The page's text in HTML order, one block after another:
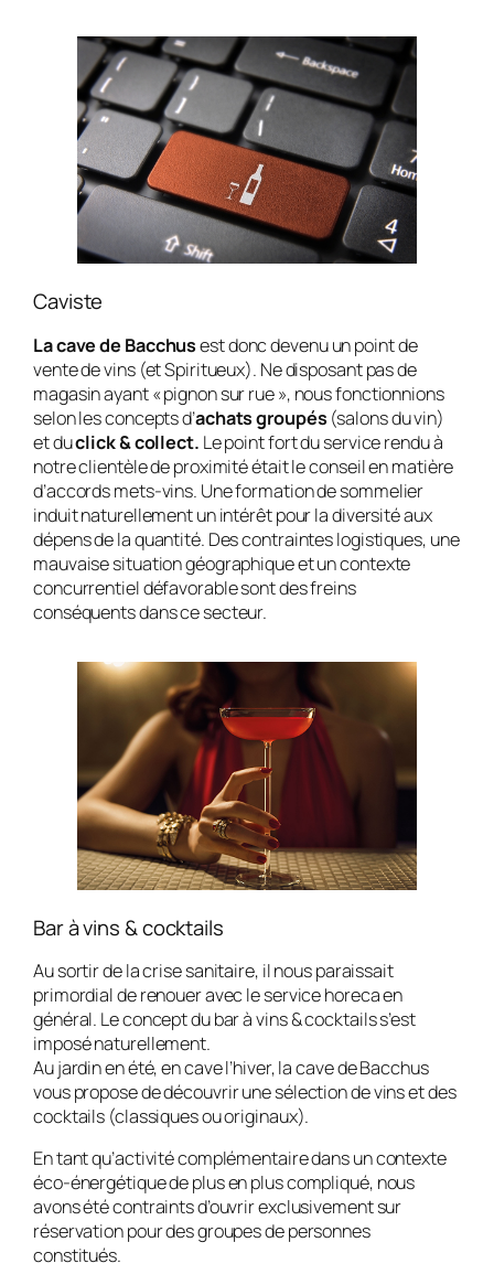
Caviste
La cave de Bacchusest donc devenu un point de
vente de vins (et Spiritueux). Ne disposant pas de
magasin ayant « pignon sur rue », nous fonctionnions
selon les concepts d’achats groupés (salons du vin)
et duclick & collect. Le point fort du service rendu à
notre clientèle de proximité était le conseil en matière
d’accords mets-vins. Une formation de sommelier
induit naturellement un intérêt pour la diversité aux
dépens de la quantité. Des contraintes logistiques, une
mauvaise situation géographique et un contexte
concurrentiel défavorable sont des freins
conséquents dans ce secteur.
Bar à vins & cocktails
Au sortir de la crise sanitaire, il nous paraissait
primordial de renouer avec le service horeca en
général. Le concept du bar à vins & cocktails s’est
imposé naturellement.
Au jardin en été, en cave l’hiver, la cave de Bacchus
vous propose de découvrir une sélection de vins et des
cocktails (classiques ou originaux).
En tant qu’activité complémentaire dans un contexte
éco-énergétique de plus en plus compliqué, nous
avons été contraints d’ouvrir exclusivement sur
réservation pour des groupes de personnes
constitués.